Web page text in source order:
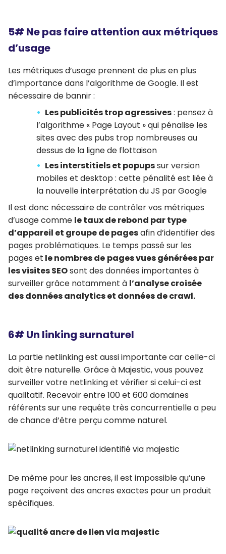
5# Ne pas faire attention aux métriques
d’usage
Les métriques d’usage prennent de plus en plus
d’importance dans l’algorithme de Google. Il est
nécessaire de bannir :
Les publicités trop agressives: pensez à
l’algorithme « Page Layout » qui pénalise les
sites avec des pubs trop nombreuses au
dessus de la ligne de flottaison
Les interstitiels et popupssur version
mobiles et desktop : cette pénalité est liée à
la nouvelle interprétation du JS par Google
Il est donc nécessaire de contrôler vos métriques
d’usage comme le taux de rebond par type
d’appareil et groupe de pagesafin d’identifier des
pages problématiques. Le temps passé sur les
pages et le nombres de pages vues générées par
les visites SEOsont des données importantes à
surveiller grâce notamment à l’analyse croisée
des données analytics et données de crawl.
6# Un linking surnaturel
La partie netlinking est aussi importante car celle-ci
doit être naturelle. Grâce à Majestic, vous pouvez
surveiller votre netlinking et vérifier si celui-ci est
qualitatif. Recevoir entre 100 et 600 domaines
référents sur une requête très concurrentielle a peu
de chance d’être perçu comme naturel.
De même pour les ancres, il est impossible qu’une
page reçoivent des ancres exactes pour un produit
spécifiques.